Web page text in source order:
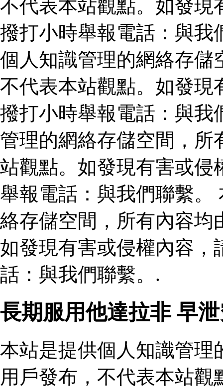
不代表本站觀點。如發現
撥打小時舉報電話：與我
個人知識管理的網絡存儲
不代表本站觀點。如發現
撥打小時舉報電話：與我
管理的網絡存儲空間，所
站觀點。如發現有害或侵
舉報電話：與我們聯繫。
絡存儲空間，所有內容均
如發現有害或侵權內容，
話：與我們聯繫。.
長期服用他達拉非 早
本站是提供個人知識管理
用戶發布，不代表本站